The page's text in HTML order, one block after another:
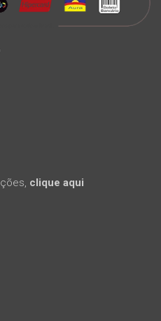
clique aqui